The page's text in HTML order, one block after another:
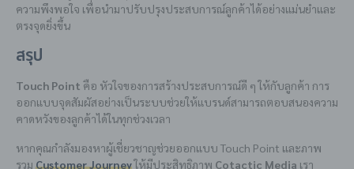
ความพึงพอใจ เพื่อนำมาปรับปรุงประสบการณ์ลูกค้าได้อย่างแม่นยำและ
ตรงจุดยิ่งขึ้น
สรุป
Touch Point คือ หัวใจของการสร้างประสบการณ์ดี ๆ ให้กับลูกค้า การ
ออกแบบจุดสัมผัสอย่างเป็นระบบช่วยให้แบรนด์สามารถตอบสนองความ
คาดหวังของลูกค้าได้ในทุกช่วงเวลา
หากคุณกำลังมองหาผู้เชี่ยวชาญช่วยออกแบบ Touch Point และภาพ
รวม Customer Journeyให้มีประสิทธิภาพ Cotactic Media เรา